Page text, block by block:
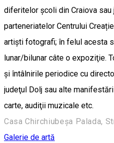
diferitelor şcoli din Craiova sau
parteneriatelor Centrului
artişti fotografi; în felul acesta
lunar/bilunar câte o expoziţie.
şi întâlnirile periodice cu
judeţul Dolj sau alte
carte, audiţii muzicale etc.
Galerie de artă